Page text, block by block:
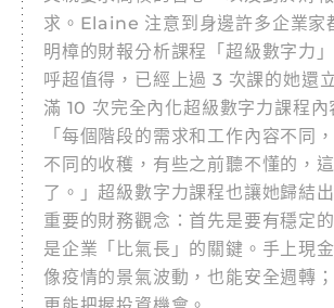
求。Elaine 注意到身邊許多企業家
明樟的財報分析課程「超級數字力
呼超值得，已經上過 3 次課的她還
滿 10 次完全內化超級數字力課程內
「每個階段的需求和工作內容不同
不同的收穫，有些之前聽不懂的，
了。」超級數字力課程也讓她歸結
重要的財務觀念：首先是要有穩定
是企業「比氣長」的關鍵。手上現
像疫情的景氣波動，也能安全週轉